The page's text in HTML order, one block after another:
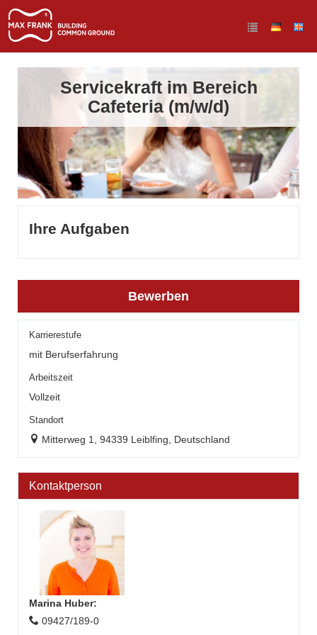
Servicekraft im Bereich
Cafeteria (m/w/d)
Ihre Aufgaben
Bewerben
Karrierestufe
mit Berufserfahrung
Arbeitszeit
Vollzeit
Standort
Mitterweg 1, 94339 Leiblfing, Deutschland
Kontaktperson
Marina Huber:
09427/189-0